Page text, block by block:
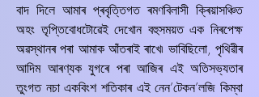
বাদ দিলে আমাৰ প্ৰবৃত্তিগত ৰমণবিলাসী ক্ৰিয়াসঞ্চিত
অহং তৃপ্তিবোধটোৱেই দেখোন বহুসময়ত এক নিৰপেক্ষ
অৱস্থানৰ পৰা আমাক আঁতৰাই ৰাখে৷ ভাবিছিলো, পৃথিৱীৰ
আদিম আৰণ্যক যুগৰে পৰা আজিৰ এই অতিসভ্যতাৰ
তুংগত নচা একবিংশ শতিকাৰ এই নেন’টেকন’লজি কিম্বা